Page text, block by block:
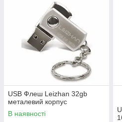
USB Флеш Leizhan 32gb
металевий корпус
В наявності